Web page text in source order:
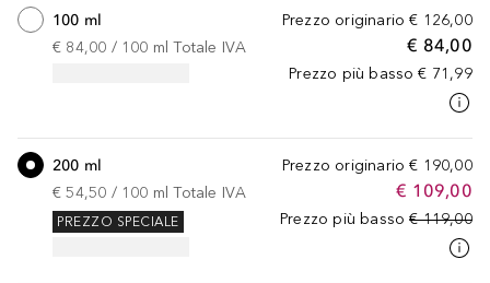
Prezzo originario € 126,00
€ 84,00
Prezzo più basso € 71,99
100 ml
€ 84,00 / 100 ml Totale IVA
Prezzo originario € 190,00
€ 109,00
Prezzo più basso € 119,00
200 ml
€ 54,50 / 100 ml Totale IVA
PREZZO SPECIALE